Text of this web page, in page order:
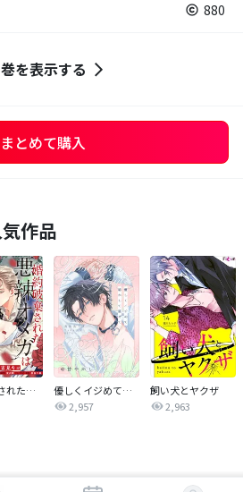
880
を表示する
まとめて購入
作品
婚約破棄された悪辣オメガは義兄公爵に執着される 【連載版】
優しくイジめて溶かして混ぜて
2,957
飼い犬とヤクザ
2,963